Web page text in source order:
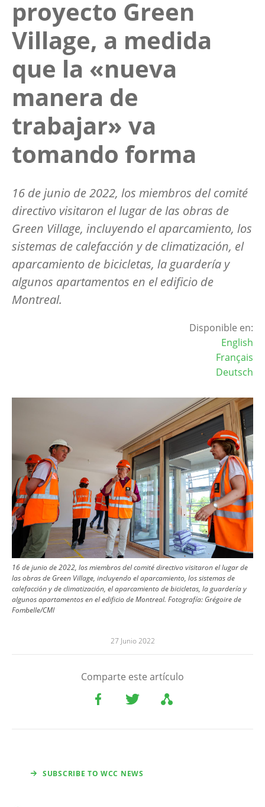
proyecto Green
Village, a medida
que la «nueva
manera de
trabajar» va
tomando forma
16 de junio de 2022, los miembros del comité
directivo visitaron el lugar de las obras de
Green Village, incluyendo el aparcamiento, los
sistemas de calefacción y de climatización, el
aparcamiento de bicicletas, la guardería y
algunos apartamentos en el edificio de
Montreal.
Disponible en:
English
Français
Deutsch
16 de junio de 2022, los miembros del comité directivo visitaron el lugar de
las obras de Green Village, incluyendo el aparcamiento, los sistemas de
calefacción y de climatización, el aparcamiento de bicicletas, la guardería y
algunos apartamentos en el edificio de Montreal. Fotografía: Grégoire de
Fombelle/CMI
27 Junio 2022
Comparte este artículo
SUBSCRIBE TO WCC NEWS